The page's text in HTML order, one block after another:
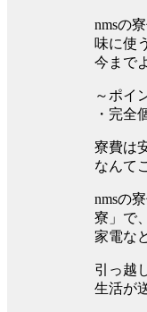
nmsの
味に使
今まで
～ポイ
・完全
寮費は
なんて
nmsの
寮」で、
家電な
引っ越
生活が